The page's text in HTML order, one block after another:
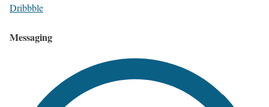
Dribbble
Messaging